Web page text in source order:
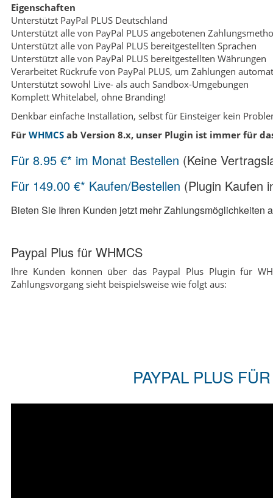
Eigenschaften
Unterstützt PayPal PLUS Deutschland
Unterstützt alle von PayPal PLUS angebotenen
Unterstützt alle von PayPal PLUS bereitgestellten Sprachen
Unterstützt alle von PayPal PLUS bereitgestellten Währungen
Verarbeitet Rückrufe von PayPal PLUS, um Zahlungen
Unterstützt sowohl Live- als auch Sandbox-Umgebungen
Komplett Whitelabel, ohne Branding!
Denkbar einfache Installation, selbst für Einsteiger kein
Für WHMCS ab Version 8.x, unser Plugin ist immer für
Für 8.95 €* im Monat Bestellen (Keine
Für 149.00 €* Kaufen/Bestellen (Plugin Kaufen
Bieten Sie Ihren Kunden jetzt mehr Zahlungsmöglichkeiten
Paypal Plus für WHMCS
Ihre Kunden können über das Paypal Plus Plugin für
Zahlungsvorgang sieht beispielsweise wie folgt aus:
PAYPAL PLUS